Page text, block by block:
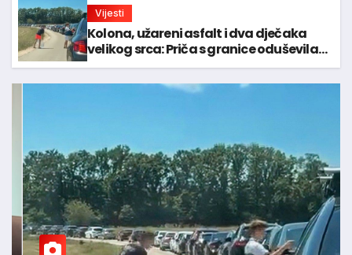
Vijesti
Kolona, užareni asfalt i dva dječaka
velikog srca: Priča s granice oduševila
regiju